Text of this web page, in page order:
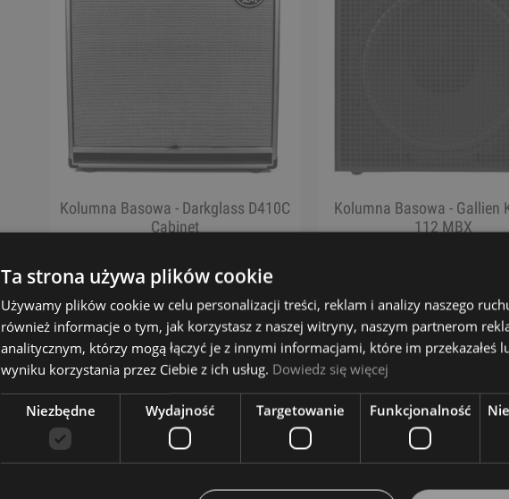
Kolumna Basowa - Darkglass D410C
Cabinet
POWIADOM O DOSTĘPNOŚCI
ZOBACZ WIĘCEJ
Kolumna Basowa - Gallien
112 MBX
POWIADOM O
ZOBACZ WIĘCEJ
Ta strona używa plików cookie
Używamy plików cookie w celu personalizacji treści, reklam i analizy naszego
również informacje o tym, jak korzystasz z naszej witryny, naszym partnerom
analitycznym, którzy mogą łączyć je z innymi informacjami, które im przekazałeś
wyniku korzystania przez Ciebie z ich usług. Dowiedz się więcej
Niezbędne Wydajność Targetowanie Funkcjonalność